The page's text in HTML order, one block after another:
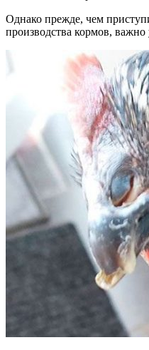
Однако прежде, чем
производства кормов,